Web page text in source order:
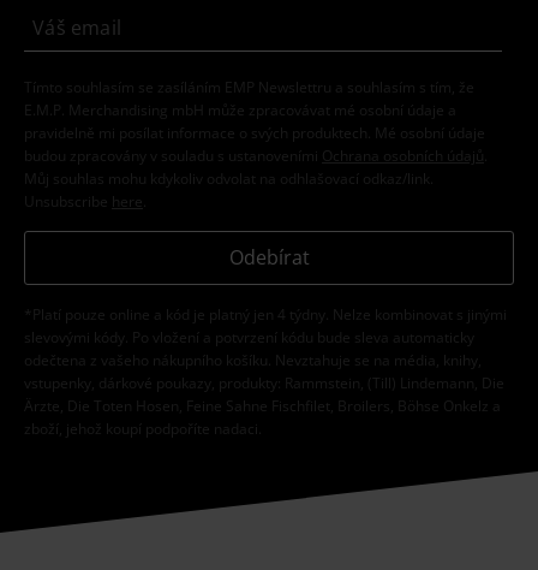
Tímto souhlasím se zasíláním EMP Newslettru a souhlasím s tím, že
E.M.P. Merchandising mbH může zpracovávat mé osobní údaje a
pravidelně mi posílat informace o svých produktech. Mé osobní údaje
budou zpracovány v souladu s ustanoveními
Ochrana osobních údajů
Můj souhlas mohu kdykoliv odvolat na odhlašovací odkaz/link.
Unsubscribe here
Odebírat
*Platí pouze online a kód je platný jen 4 týdny. Nelze kombinovat s jinými
slevovými kódy. Po vložení a potvrzení kódu bude sleva automaticky
odečtena z vašeho nákupního košíku. Nevztahuje se na média, knihy,
vstupenky, dárkové poukazy, produkty: Rammstein, (Till) Lindemann, Die
Ärzte, Die Toten Hosen, Feine Sahne Fischfilet, Broilers, Böhse Onkelz a
zboží, jehož koupí podpoříte nadaci.